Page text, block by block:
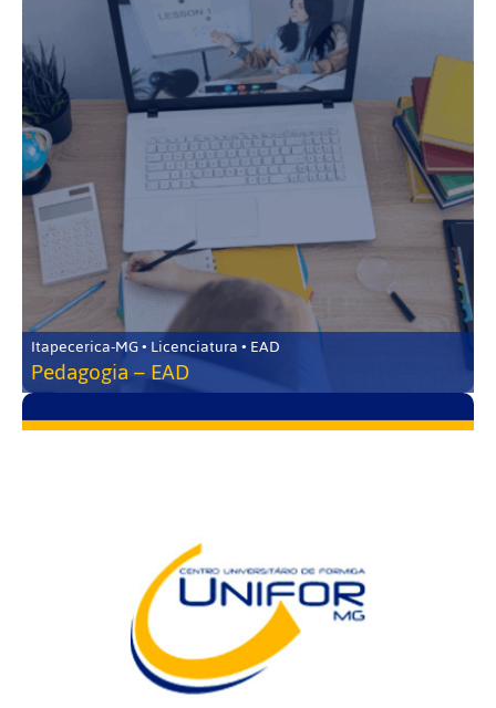
Itapecerica-MG • Licenciatura • EAD
Pedagogia – EAD